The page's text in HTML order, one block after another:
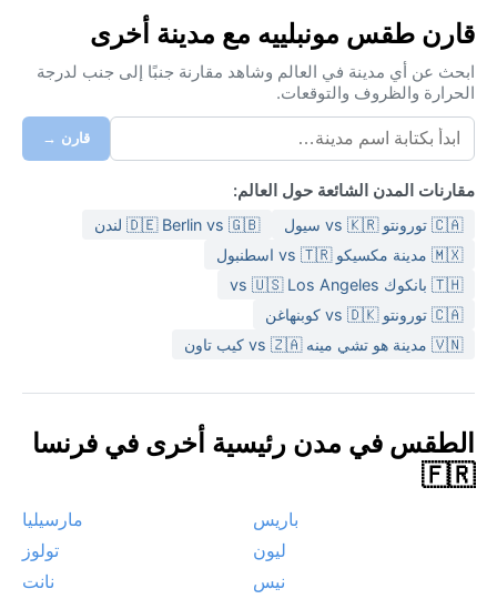
الصيف طويل وجاف وتتجاوز الحرارة 30 درجة مئوية، فيما
الشتاء معتدل ورطب بدرجات تتراوح بين 5 و15. تميل الأمطار
إلى التركيز في فصلي الربيع والخريف، وتكون الرطوبة معتدلة
عادةً. للحقيبة، ملابس قطنية خفيفة للصيف مع قبعة ونظارة
شمسية، وطبقات دافئة لمساءات الشتاء، إلى جانب سترة
مطر خفيفة لأن زخات المطر قد تأتي فجأة في غير فصلها.
أفضل وقت لزيارة مونبلييه من أواخر أبريل إلى يونيو، ومن
الثقافية بشوارعها. ظاهرة مناخية بارزة هي الرياح المسماة
"ميسترال"، التي تهب من الشمال الغربي جالبةً نسمات باردة
وجافة قد تشتد في فصل الربيع. كما قد تشهد المدينة موجات
حرّ صيفية قوية من حين لآخر، لكن الشتاء نادراً ما يسجل
صقيعاً، مما يجعلها وجهة ممتعة معظم أيام السنة.
قارن طقس مونبلييه مع مدينة أخرى
ابحث عن أي مدينة في العالم وشاهد مقارنة جنبًا إلى جنب لدرجة
الحرارة والظروف والتوقعات.
قارن →
مقارنات المدن الشائعة حول العالم:
🇨🇦 تورونتو vs 🇰🇷 سيول
🇩🇪 Berlin vs 🇬🇧 لندن
🇲🇽 مدينة مكسيكو vs 🇹🇷 اسطنبول
🇹🇭 بانكوك vs 🇺🇸 Los Angeles
🇨🇦 تورونتو vs 🇩🇰 كوبنهاغن
🇻🇳 مدينة هو تشي مينه vs 🇿🇦 كيب تاون
الطقس في مدن رئيسية أخرى في فرنسا
🇫🇷
باريس
مارسيليا
ليون
تولوز
نيس
نانت